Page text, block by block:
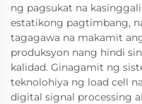
ng pagsukat na
estatikong pagtimbang,
tagagawa na makamit
produksyon nang hindi
kalidad. Ginagamit ng
teknolohiya ng load cell
digital signal processing